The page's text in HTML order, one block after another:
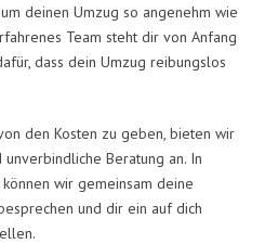
deinen Umzug so angenehm wie
Team steht dir von Anfang
dass dein Umzug reibungslos
den Kosten zu geben, bieten wir
Beratung an. In
wir gemeinsam deine
und dir ein auf dich